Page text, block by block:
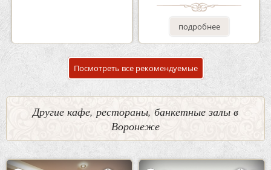
подробнее
Посмотреть все рекомендуемые
Другие кафе, рестораны, банкетные залы в
Воронеже